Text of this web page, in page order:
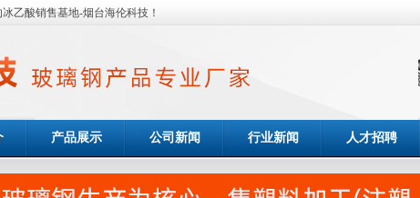
乙酸销售基地-烟台海伦科技！
产品展示 公司新闻 行业新闻 人才招聘